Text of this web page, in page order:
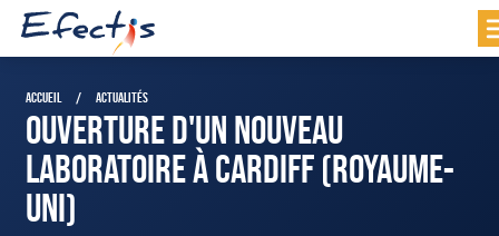
ACCUEIL ACTUALITÉS
OUVERTURE D'UN NOUVEAU
LABORATOIRE À CARDIFF (ROYAUME-
UNI)